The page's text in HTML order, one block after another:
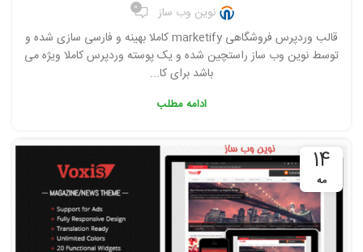
نوین وب ساز 0
قالب وردپرس فروشگاهی marketify کاملا بهینه و فارسی سازی شده و
توسط نوین وب ساز راستچین شده و یک پوسته وردپرس کاملا ویژه می
باشد برای کا...
ادامه مطلب
14
مه